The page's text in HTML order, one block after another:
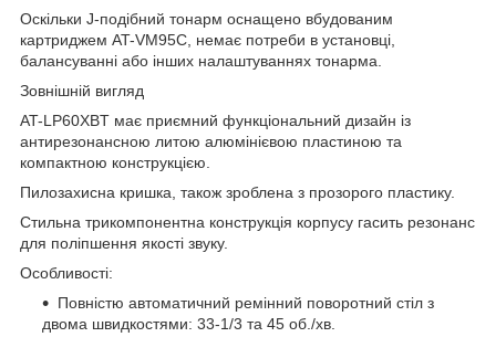
Оскільки J-подібний тонарм оснащено вбудованим
картриджем AT-VM95C, немає потреби в установці,
балансуванні або інших налаштуваннях тонарма.
Зовнішній вигляд
AT-LP60XBT має приємний функціональний дизайн із
антирезонансною литою алюмінієвою пластиною та
компактною конструкцією.
Пилозахисна кришка, також зроблена з прозорого пластику.
Стильна трикомпонентна конструкція корпусу гасить резонанс
для поліпшення якості звуку.
Особливості:
Повністю автоматичний ремінний поворотний стіл з
двома швидкостями: 33-1/3 та 45 об./хв.